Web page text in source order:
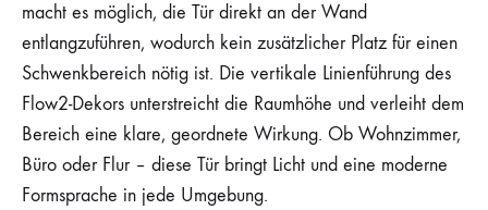
macht es möglich, die Tür direkt an der Wand
entlangzuführen, wodurch kein zusätzlicher Platz für einen
Schwenkbereich nötig ist. Die vertikale Linienführung des
Flow2-Dekors unterstreicht die Raumhöhe und verleiht dem
Bereich eine klare, geordnete Wirkung. Ob Wohnzimmer,
Büro oder Flur – diese Tür bringt Licht und eine moderne
Formsprache in jede Umgebung.